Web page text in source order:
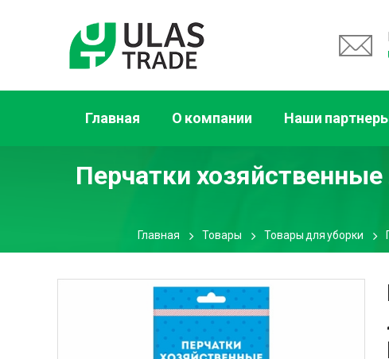
Главная О компании Наши
Перчатки
Главная Товары Товары для уборки